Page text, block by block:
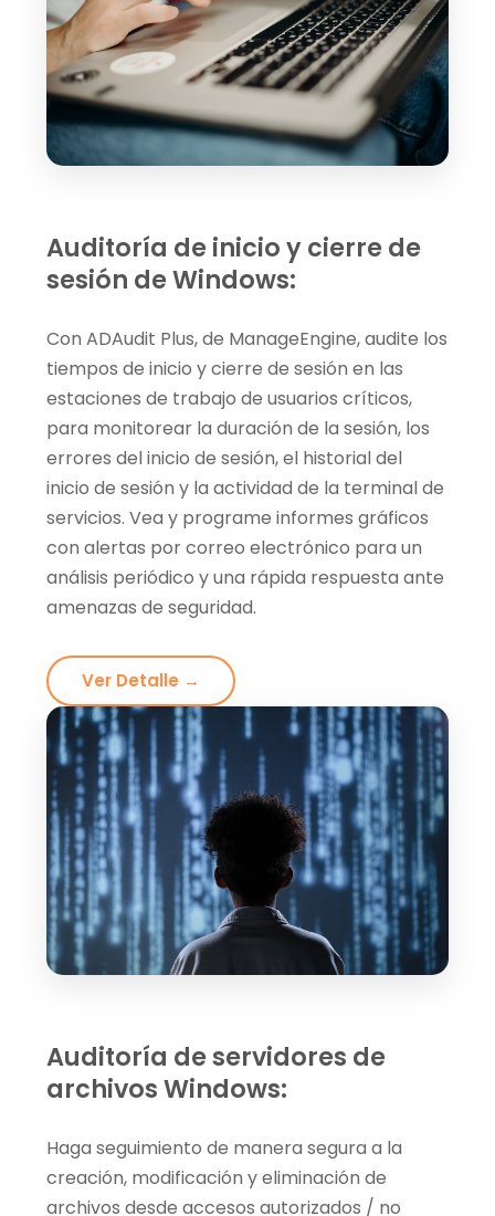
Auditoría de inicio y cierre de
sesión de Windows:
Con ADAudit Plus, de ManageEngine, audite los
tiempos de inicio y cierre de sesión en las
estaciones de trabajo de usuarios críticos,
para monitorear la duración de la sesión, los
errores del inicio de sesión, el historial del
inicio de sesión y la actividad de la terminal de
servicios. Vea y programe informes gráficos
con alertas por correo electrónico para un
análisis periódico y una rápida respuesta ante
amenazas de seguridad.
Ver Detalle →
Auditoría de servidores de
archivos Windows:
Haga seguimiento de manera segura a la
creación, modificación y eliminación de
archivos desde accesos autorizados / no